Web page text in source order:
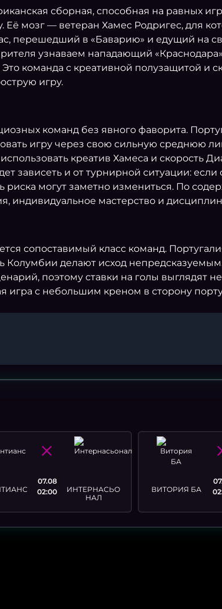
сборная, способная на равных
Её мозг — ветеран Хамес Родригес, для
перешедший в «Баварию» и едущий на
узнаваем нападающий
команда с креативной полузащитой и
игру.
команд без явного фаворита.
игру через свою сильную среднюю
креатив Хамеса и скорость
зависеть и от турнирной ситуации:
риска могут заметно измениться. По
индивидуальное мастерство и
сопоставимый класс команд.
Колумбии делают исход
поэтому ставки на голы выглядят
с небольшим креном в сторону
07.08
02:00
ИНТЕРНАСЬО
НАЛ
ВИТОРИЯ БА